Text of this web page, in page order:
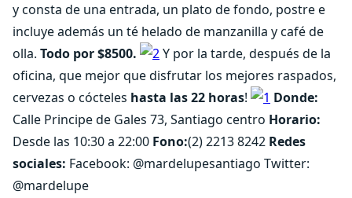
y consta de una entrada, un plato de fondo, postre e
incluye además un té helado de manzanilla y café de
olla. Todo por $8500.
Y por la tarde, después de la
oficina, que mejor que disfrutar los mejores raspados,
cervezas o cócteles hasta las 22 horas!
Donde:
Calle Principe de Gales 73, Santiago centro Horario:
Desde las 10:30 a 22:00 Fono:(2) 2213 8242 Redes
sociales: Facebook: @mardelupesantiago Twitter:
@mardelupe